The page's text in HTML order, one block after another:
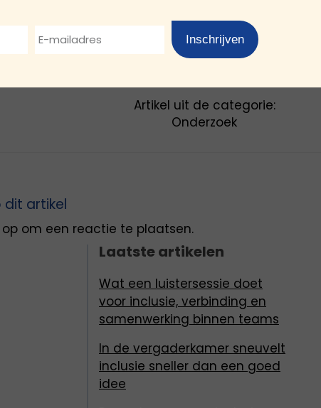
Artikel uit de categorie:
Onderzoek
dit artikel
om een reactie te plaatsen.
Laatste artikelen
Wat een luistersessie doet
voor inclusie, verbinding en
samenwerking binnen teams
In de vergaderkamer sneuvelt
inclusie sneller dan een goed
idee
Inschrijven